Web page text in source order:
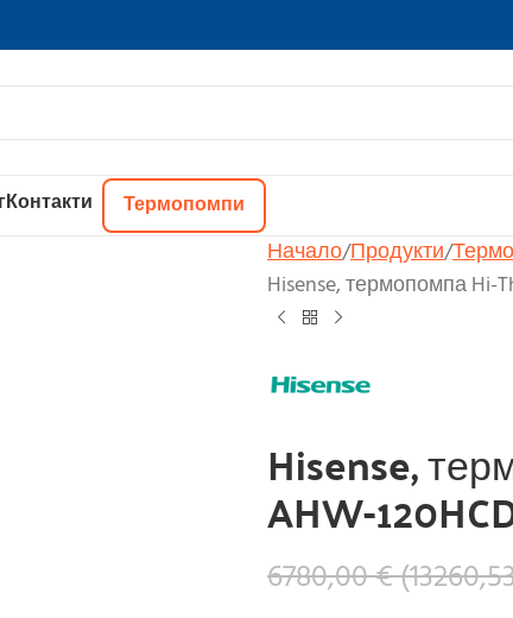
Контакти Термопомпи
Начало Продукти
Hisense, термопомпа Hi-
Hisense,
AHW-
6780,00€(